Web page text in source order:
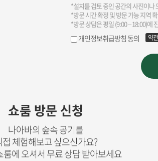
쇼룸 방문 신청
나아바의 숲속 공기를
접 체험해보고 싶으신가요?
룸에 오셔서 무료 상담 받아보세요